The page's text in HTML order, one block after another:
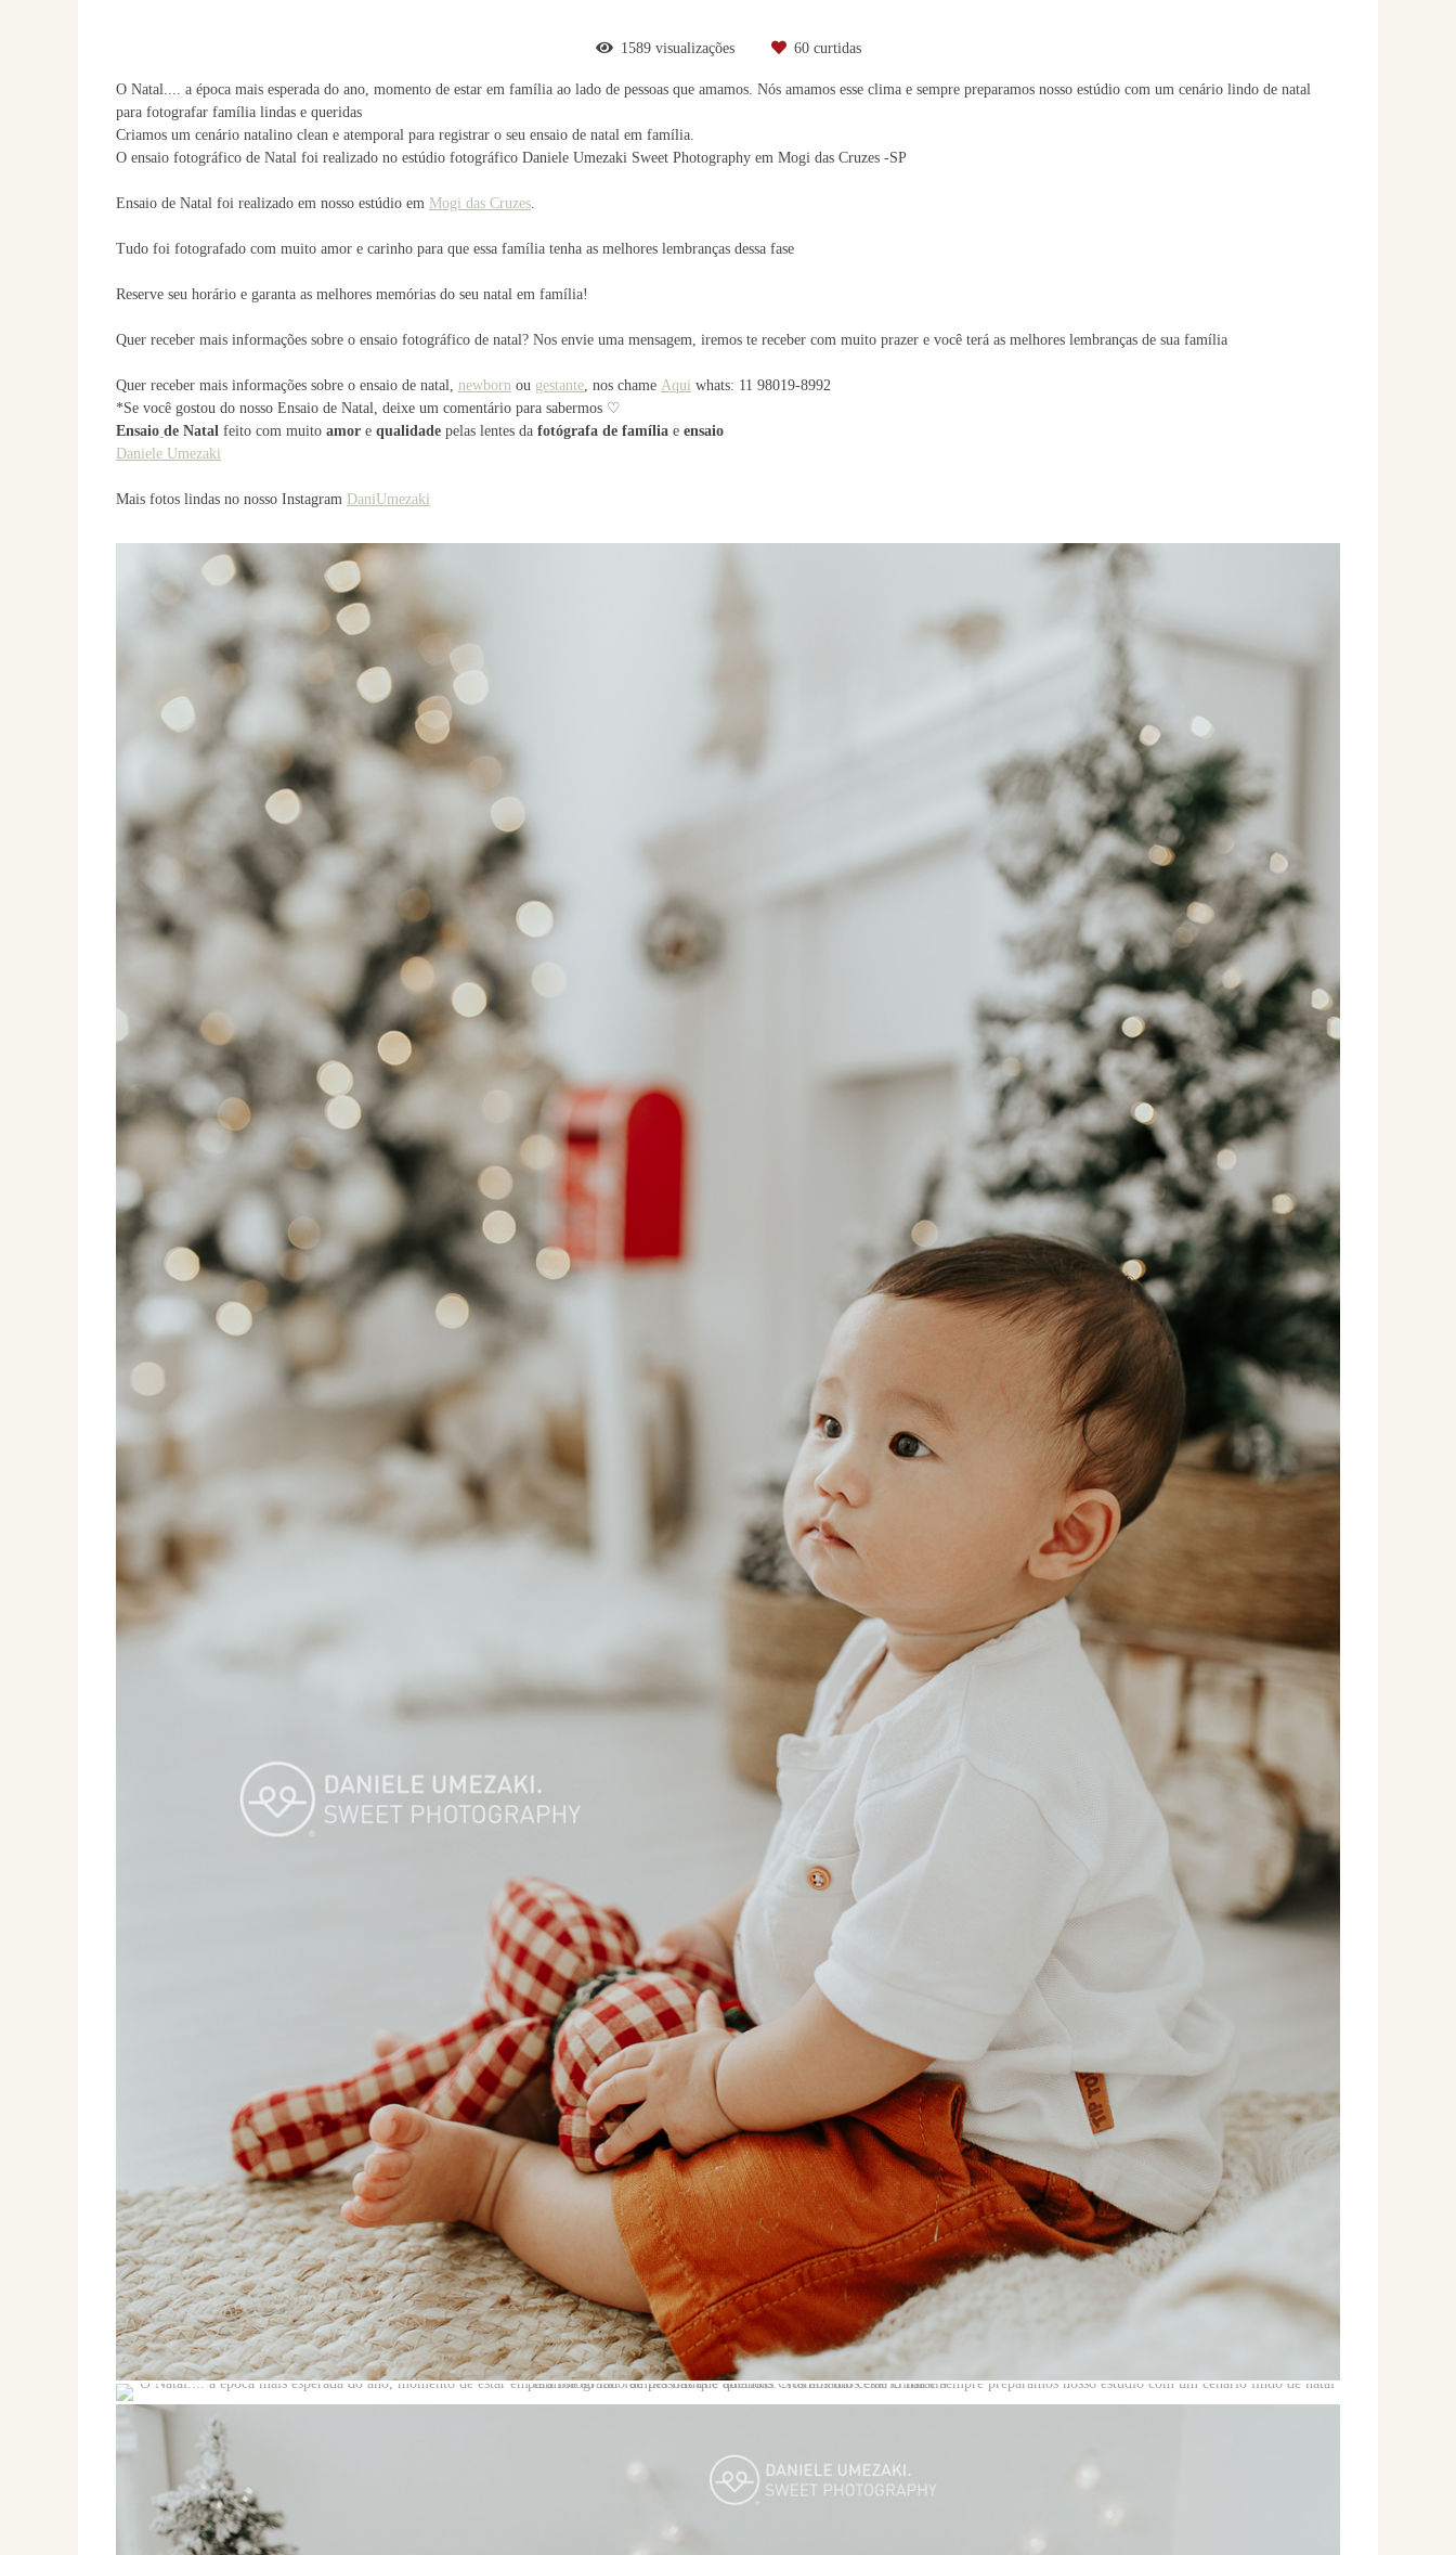
1589visualizações 60curtidas
O Natal.... a época mais esperada do ano, momento de estar em família ao lado de pessoas que amamos. Nós amamos esse clima e sempre preparamos nosso estúdio com um cenário lindo de natal
para fotografar família lindas e queridas
Criamos um cenário natalino clean e atemporal para registrar o seu ensaio de natal em família.
O ensaio fotográfico de Natal foi realizado no estúdio fotográfico Daniele Umezaki Sweet Photography em Mogi das Cruzes -SP
Ensaio de Natal foi realizado em nosso estúdio em Mogi das Cruzes.
Tudo foi fotografado com muito amor e carinho para que essa família tenha as melhores lembranças dessa fase
Reserve seu horário e garanta as melhores memórias do seu natal em família!
Quer receber mais informações sobre o ensaio fotográfico de natal? Nos envie uma mensagem, iremos te receber com muito prazer e você terá as melhores lembranças de sua família
Quer receber mais informações sobre o ensaio de natal, newborn ou gestante, nos chame Aqui whats: 11 98019-8992
*Se você gostou do nosso Ensaio de Natal, deixe um comentário para sabermos ♡
Ensaio de Natal feito com muito amor e qualidade pelas lentes da fotógrafa de família e ensaio
Daniele Umezaki
Mais fotos lindas no nosso Instagram DaniUmezaki